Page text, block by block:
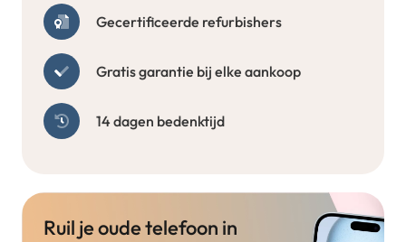
Gecertificeerde refurbishers
Gratis garantie bij elke aankoop
14 dagen bedenktijd
Ruil je oude telefoon in